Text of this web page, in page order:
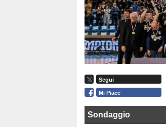
Segui
Mi Piace
Sondaggio